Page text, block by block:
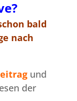
bald
nach
und
der